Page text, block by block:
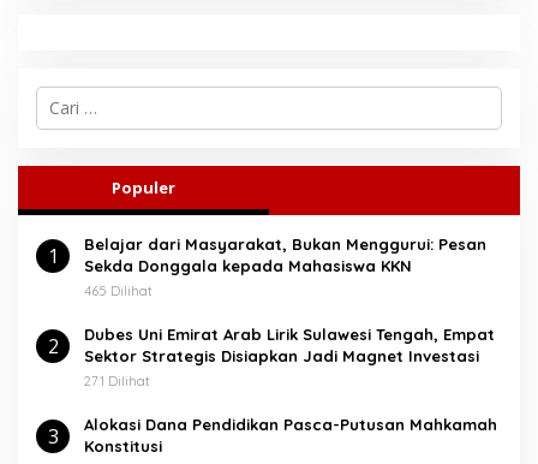
C
i
n
u
k
Populer
1
Belajar dari Masyarakat, Bukan Menggurui: Pesan
Sekda Donggala kepada Mahasiswa KKN
465 Dilihat
2
Dubes Uni Emirat Arab Lirik Sulawesi Tengah, Empat
Sektor Strategis Disiapkan Jadi Magnet Investasi
271 Dilihat
3
Alokasi Dana Pendidikan Pasca-Putusan Mahkamah
Konstitusi